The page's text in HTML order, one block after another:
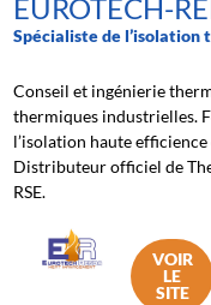
EUROTECH-
Spécialiste de
Conseil et ingénierie
thermiques industrielles.
l’isolation haute
Distributeur officiel de
RSE.
VOIR
LE
SITE